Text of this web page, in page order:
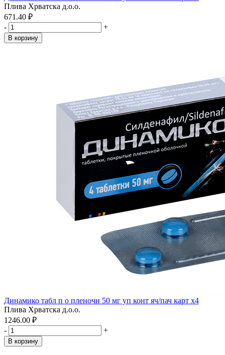
Плива Хрватска д.о.о.
671.40 ₽
-
+
В корзину
Динамико табл п о пленочн 50 мг уп конт яч/пач карт x4
Плива Хрватска д.о.о.
1246.00 ₽
-
+
В корзину